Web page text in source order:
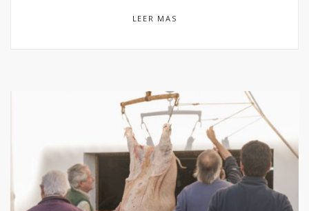
LEER MAS